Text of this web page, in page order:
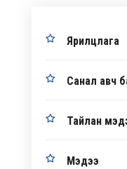
Ярилцлага
Санал авч
Тайлан
Мэдээ